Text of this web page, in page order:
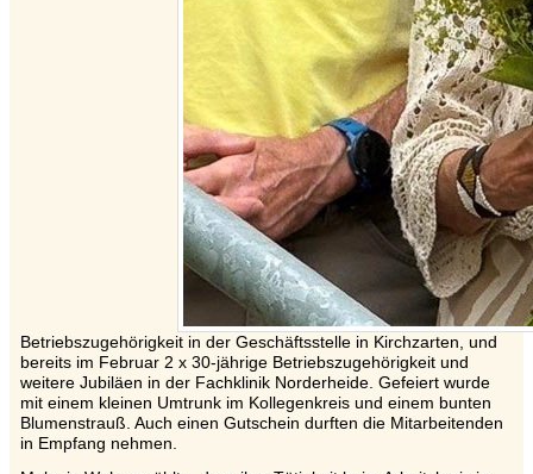
Betriebszugehörigkeit in der Geschäftsstelle in Kirchzarten, und
bereits im Februar 2 x 30-jährige Betriebszugehörigkeit und
weitere Jubiläen in der Fachklinik Norderheide. Gefeiert wurde
mit einem kleinen Umtrunk im Kollegenkreis und einem bunten
Blumenstrauß. Auch einen Gutschein durften die Mitarbeitenden
in Empfang nehmen.